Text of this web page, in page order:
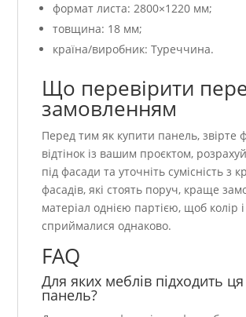
формат листа: 2800×1220 мм;
товщина: 18 мм;
країна/виробник: Туреччина.
Що перевірити
замовленням
Перед тим як купити панель, звірте
відтінок із вашим проєктом,
під фасади та уточніть сумісність з
фасадів, які стоять поруч, краще
матеріал однією партією, щоб колір
сприймалися однаково.
FAQ
Для яких меблів підходить
панель?